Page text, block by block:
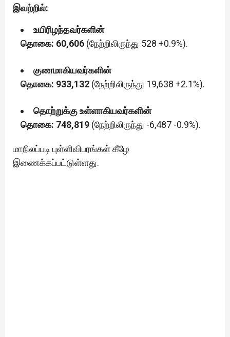
இவற்றில்:
உயிரிழந்தவர்களின்
தொகை: 60,606 (நேற்றிலிருந்து 528 +0.9%).
குணமாகியவர்களின்
தொகை: 933,132 (நேற்றிலிருந்து 19,638 +2.1%).
தொற்றுக்கு உள்ளாகியவர்களின்
தொகை: 748,819 (நேற்றிலிருந்து -6,487 -0.9%).
மாநிலப்படி புள்ளிவிபரங்கள் கீழே
இணைக்கப்பட்டுள்ளது.